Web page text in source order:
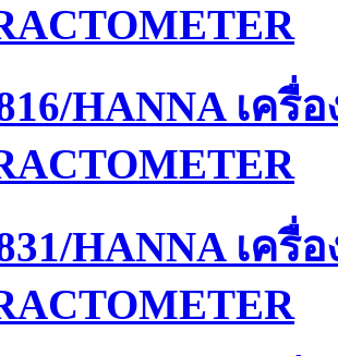
HANNA เครื่
HANNA เค